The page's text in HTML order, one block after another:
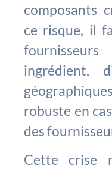
composants
ce risque, il
ingrédient,
robuste en
des
Cette crise